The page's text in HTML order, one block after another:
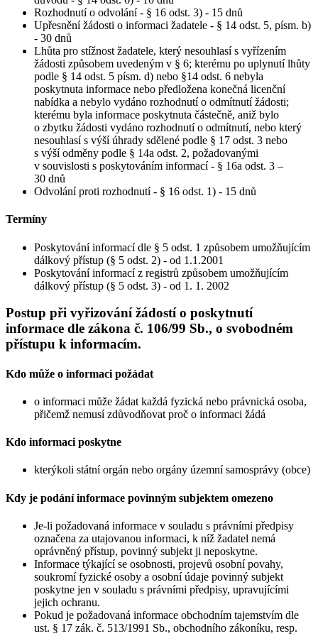
Rozhodnutí o odvolání - § 16 odst. 3) - 15 dnů
Upřesnění žádosti o informaci žadatele - § 14 odst. 5, písm. b)
- 30 dnů
Lhůta pro stížnost žadatele, který nesouhlasí s vyřízením
žádosti způsobem uvedeným v § 6; kterému po uplynutí lhůty
podle § 14 odst. 5 písm. d) nebo §14 odst. 6 nebyla
poskytnuta informace nebo předložena konečná licenční
nabídka a nebylo vydáno rozhodnutí o odmítnutí žádosti;
kterému byla informace poskytnuta částečně, aniž bylo
o zbytku žádosti vydáno rozhodnutí o odmítnutí, nebo který
nesouhlasí s výší úhrady sdělené podle § 17 odst. 3 nebo
s výší odměny podle § 14a odst. 2, požadovanými
v souvislosti s poskytováním informací - § 16a odst. 3 –
30 dnů
Odvolání proti rozhodnutí - § 16 odst. 1) - 15 dnů
Termíny
Poskytování informací dle § 5 odst. 1 způsobem umožňujícím
dálkový přístup (§ 5 odst. 2) - od 1.1.2001
Poskytování informací z registrů způsobem umožňujícím
dálkový přístup (§ 5 odst. 3) - od 1. 1. 2002
Postup při vyřizování žádostí o poskytnutí
informace dle zákona č. 106/99 Sb., o svobodném
přístupu k informacím.
Kdo může o informaci požádat
o informaci může žádat každá fyzická nebo právnická osoba,
přičemž nemusí zdůvodňovat proč o informaci žádá
Kdo informaci poskytne
kterýkoli státní orgán nebo orgány územní samosprávy (obce)
Kdy je podání informace povinným subjektem omezeno
Je-li požadovaná informace v souladu s právními předpisy
označena za utajovanou informaci, k níž žadatel nemá
oprávněný přístup, povinný subjekt ji neposkytne.
Informace týkající se osobnosti, projevů osobní povahy,
soukromí fyzické osoby a osobní údaje povinný subjekt
poskytne jen v souladu s právními předpisy, upravujícími
jejich ochranu.
Pokud je požadovaná informace obchodním tajemstvím dle
ust. § 17 zák. č. 513/1991 Sb., obchodního zákoníku, resp.